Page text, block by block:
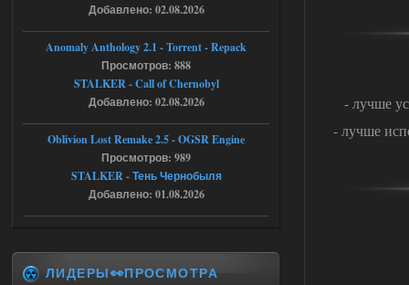
- лучше
- лучше
Доступно только для пользователей
Ответить ➤
05.08.2026
Тайна Зоны - Remaster 2026
патч я установил после
установки мода, да, ладно,
наверное вы правы придется ожидать
Stalker-Mods-Clan-su
Добавлено: 02.08.2026
Anomaly Anthology 2.1 - Torrent - Repack
Просмотров: 888
STALKER - Call of Chernobyl
Добавлено: 02.08.2026
Oblivion Lost Remake 2.5 - OGSR Engine
Просмотров: 989
STALKER - Тень Чернобыля
Добавлено: 01.08.2026
ЛИДЕРЫ👀ПРОСМОТРА